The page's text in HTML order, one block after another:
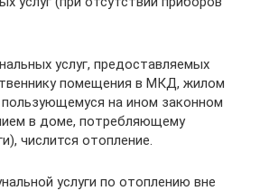
услуг, предоставляемых
помещения в МКД, жилом
на ином законном
в доме, потребляющему
числится отопление.
услуги по отоплению вне